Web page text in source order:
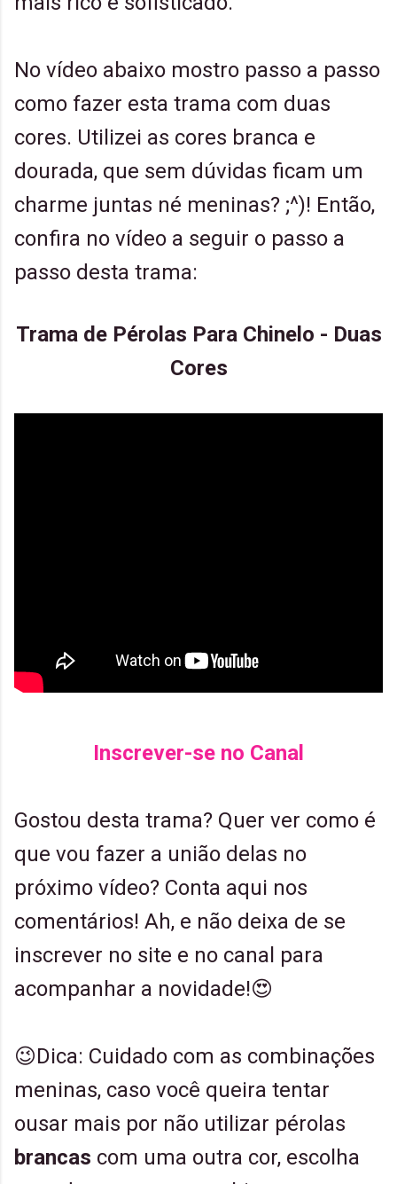
No vídeo abaixo mostro passo a passo
como fazer esta trama com duas
cores. Utilizei as cores branca e
dourada, que sem dúvidas ficam um
charme juntas né meninas? ;^)! Então,
confira no vídeo a seguir o passo a
passo desta trama:
Trama de Pérolas Para Chinelo - Duas
Cores
Inscrever-se no Canal
Gostou desta trama? Quer ver como é
que vou fazer a união delas no
próximo vídeo? Conta aqui nos
comentários! Ah, e não deixa de se
inscrever no site e no canal para
acompanhar a novidade!😍
😉Dica: Cuidado com as combinações
meninas, caso você queira tentar
ousar mais por não utilizar pérolas
brancas com uma outra cor, escolha